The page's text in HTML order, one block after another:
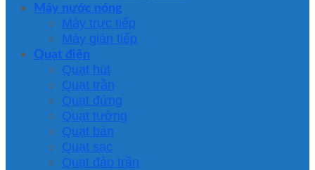
Máy nước nóng
Máy trực tiếp
Máy gián tiếp
Quạt điện
Quạt hút
Quạt trần
Quạt đứng
Quạt tường
Quạt bàn
Quạt sạc
Quạt đảo trần